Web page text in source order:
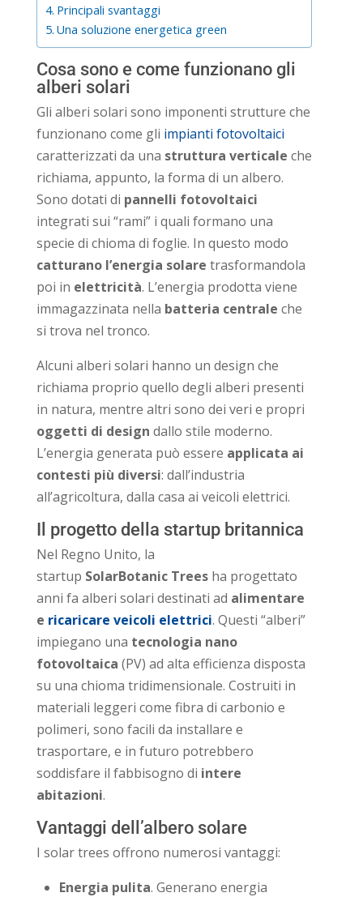
Principali svantaggi
Una soluzione energetica green
Cosa sono e come funzionano gli
alberi solari
Gli alberi solari sono imponenti strutture che
funzionano come gli impianti fotovoltaici
caratterizzati da una struttura verticale che
richiama, appunto, la forma di un albero.
Sono dotati di pannelli fotovoltaici
integrati sui “rami” i quali formano una
specie di chioma di foglie. In questo modo
catturano l’energia solare trasformandola
poi in elettricità. L’energia prodotta viene
immagazzinata nella batteria centrale che
si trova nel tronco.
Alcuni alberi solari hanno un design che
richiama proprio quello degli alberi presenti
in natura, mentre altri sono dei veri e propri
oggetti di design dallo stile moderno.
L’energia generata può essere applicata ai
contesti più diversi: dall’industria
all’agricoltura, dalla casa ai veicoli elettrici.
Il progetto della startup britannica
Nel Regno Unito, la
startup SolarBotanic Treesha progettato
anni fa alberi solari destinati ad alimentare
e ricaricare veicoli elettrici. Questi “alberi”
impiegano una tecnologia nano
fotovoltaica (PV) ad alta efficienza disposta
su una chioma tridimensionale. Costruiti in
materiali leggeri come fibra di carbonio e
polimeri, sono facili da installare e
trasportare, e in futuro potrebbero
soddisfare il fabbisogno di intere
abitazioni.
Vantaggi dell’albero solare
I solar trees offrono numerosi vantaggi:
Energia pulita. Generano energia